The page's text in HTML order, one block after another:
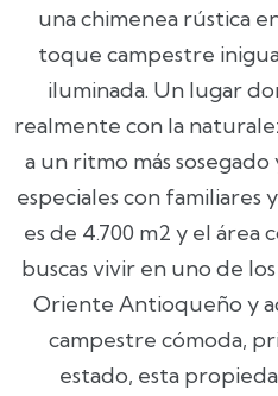
una chimenea rústica
toque campestre
iluminada. Un lugar
realmente con la
a un ritmo más
especiales con familiares
es de 4.700 m2 y el área
buscas vivir en uno de
Oriente Antioqueño y
campestre cómoda,
estado, esta